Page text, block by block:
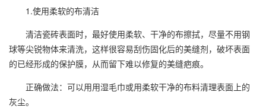
1.使用柔软的布清洁
清洁瓷砖表面时，最好使用柔软、干净的布擦拭，尽量不用钢
球等尖锐物体来清洗，这样很容易刮伤固化后的美缝剂，破坏表面
的已经形成的保护膜，从而留下难以修复的美缝疤痕。
正确做法：可以用用湿毛巾或用柔软干净的布料清理表面上的
灰尘。